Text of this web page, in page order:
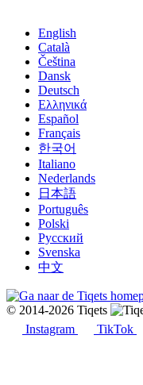
English
Català
Čeština
Dansk
Deutsch
Ελληνικά
Español
Français
한국어
Italiano
Nederlands
日本語
Português
Polski
Русский
Svenska
中文
© 2014-2026 Tiqets
Instagram
TikTok